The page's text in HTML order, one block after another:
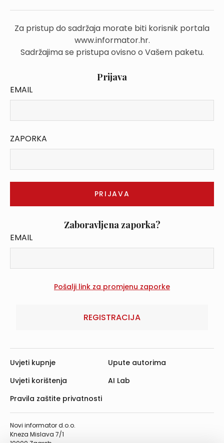
Za pristup do sadržaja morate biti korisnik portala
www.informator.hr.
Sadržajima se pristupa ovisno o Vašem paketu.
Prijava
EMAIL
ZAPORKA
Zaboravljena zaporka?
EMAIL
REGISTRACIJA
Novi informator d.o.o.
Kneza Mislava 7/1
Uvjeti kupnje
Uvjeti korištenja
Pravila zaštite privatnosti
Upute autorima
AI Lab